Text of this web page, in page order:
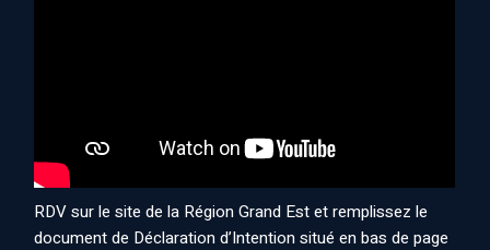
RDV sur le site de la Région Grand Est et remplissez le
document de Déclaration d’Intention situé en bas de page